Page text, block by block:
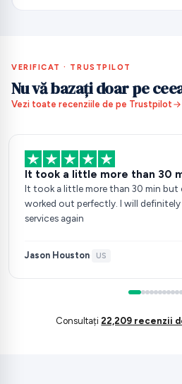
VERIFICAT · TRUSTPILOT
Nu vă bazați doar pe
Vezi toate recenziile de pe Trustpilot
It took a little more than 30
It took a little more than 30 min but
worked out perfectly. I will definitely use there
services again
Jason Houston· US
Consultați22,209 recenzii